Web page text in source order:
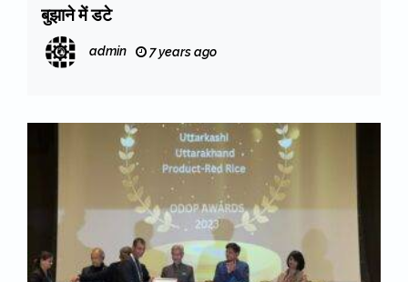
बुझाने में डटे
admin 7 years ago